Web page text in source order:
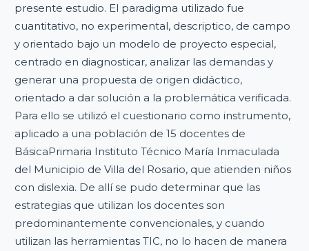
presente estudio. El paradigma utilizado fue
cuantitativo, no experimental, descriptico, de campo
y orientado bajo un modelo de proyecto especial,
centrado en diagnosticar, analizar las demandas y
generar una propuesta de origen didáctico,
orientado a dar solución a la problemática verificada.
Para ello se utilizó el cuestionario como instrumento,
aplicado a una población de 15 docentes de
BásicaPrimaria Instituto Técnico María Inmaculada
del Municipio de Villa del Rosario, que atienden niños
con dislexia. De allí se pudo determinar que las
estrategias que utilizan los docentes son
predominantemente convencionales, y cuando
utilizan las herramientas TIC, no lo hacen de manera